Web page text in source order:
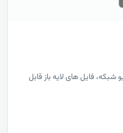
فایل های لایه باز قابل